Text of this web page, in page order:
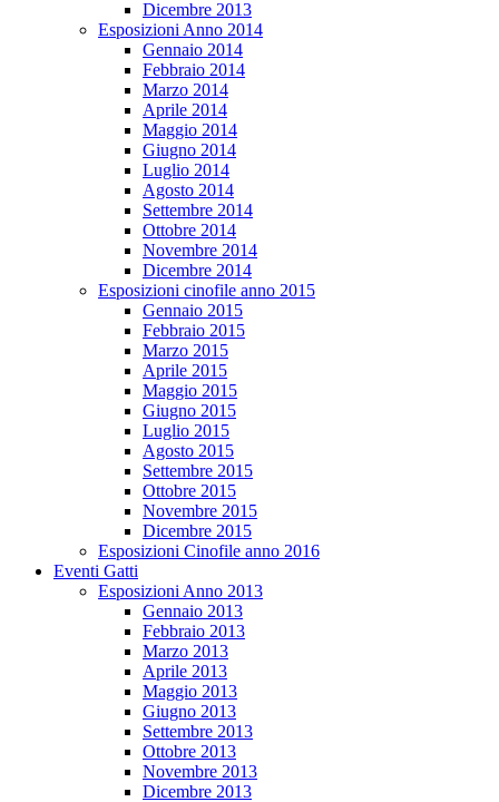
Dicembre 2013
Esposizioni Anno 2014
Gennaio 2014
Febbraio 2014
Marzo 2014
Aprile 2014
Maggio 2014
Giugno 2014
Luglio 2014
Agosto 2014
Settembre 2014
Ottobre 2014
Novembre 2014
Dicembre 2014
Esposizioni cinofile anno 2015
Gennaio 2015
Febbraio 2015
Marzo 2015
Aprile 2015
Maggio 2015
Giugno 2015
Luglio 2015
Agosto 2015
Settembre 2015
Ottobre 2015
Novembre 2015
Dicembre 2015
Esposizioni Cinofile anno 2016
Eventi Gatti
Esposizioni Anno 2013
Gennaio 2013
Febbraio 2013
Marzo 2013
Aprile 2013
Maggio 2013
Giugno 2013
Settembre 2013
Ottobre 2013
Novembre 2013
Dicembre 2013